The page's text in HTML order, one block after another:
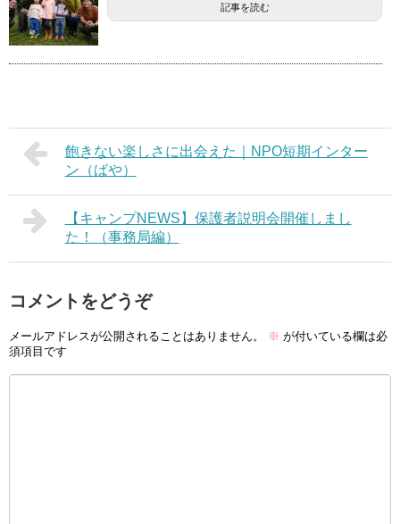
記事を読む
飽きない楽しさに出会えた｜NPO短期インター
ン（ばや）
【キャンプNEWS】保護者説明会開催しまし
た！（事務局編）
コメントをどうぞ
メールアドレスが公開されることはありません。 ※ が付いている欄は必
須項目です